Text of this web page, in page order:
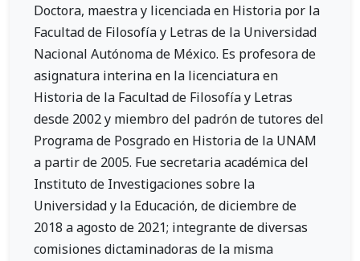
Doctora, maestra y licenciada en Historia por la
Facultad de Filosofía y Letras de la Universidad
Nacional Autónoma de México. Es profesora de
asignatura interina en la licenciatura en
Historia de la Facultad de Filosofía y Letras
desde 2002 y miembro del padrón de tutores del
Programa de Posgrado en Historia de la UNAM
a partir de 2005. Fue secretaria académica del
Instituto de Investigaciones sobre la
Universidad y la Educación, de diciembre de
2018 a agosto de 2021; integrante de diversas
comisiones dictaminadoras de la misma